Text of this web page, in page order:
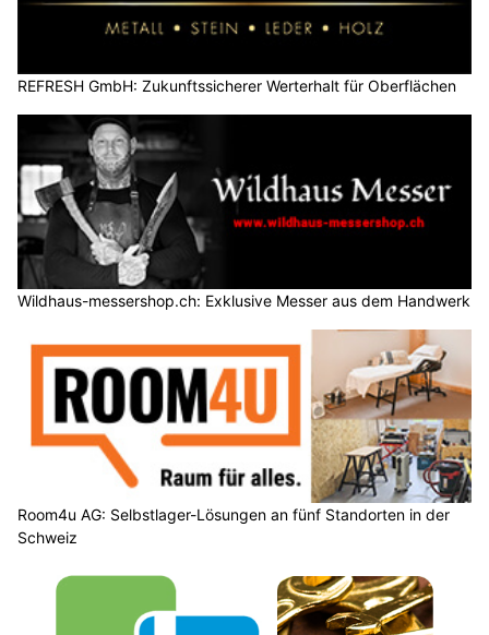
REFRESH GmbH: Zukunftssicherer Werterhalt für Oberflächen
Wildhaus-messershop.ch: Exklusive Messer aus dem Handwerk
Room4u AG: Selbstlager-Lösungen an fünf Standorten in der
Schweiz